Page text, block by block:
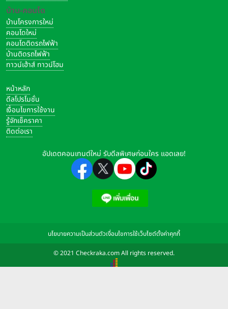
บ้าน-คอนโด
บ้านโครงการใหม่
คอนโดใหม่
คอนโดติดรถไฟฟ้า
บ้านติดรถไฟฟ้า
ทาวน์เฮ้าส์ ทาวน์โฮม
หน้าหลัก
ดีลโปรโมชั่น
เงื่อนไขการใช้งาน
รู้จักเช็คราคา
ติดต่อเรา
อัปเดตคอนเทนต์ใหม่ รับดีลพิเศษก่อนใคร แอดเลย!
นโยบายความเป็นส่วนตัวเงื่อนไขการใช้เว็บไซต์ตั้งค่าคุกกี้
© 2021 Checkraka.com All rights reserved.